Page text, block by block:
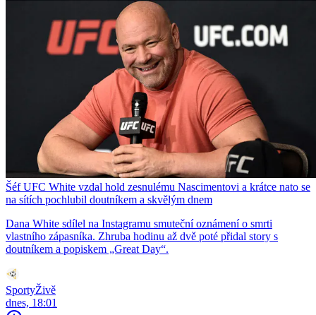
Šéf UFC White vzdal hold zesnulému Nascimentovi a krátce nato se
na sítích pochlubil doutníkem a skvělým dnem
Dana White sdílel na Instagramu smuteční oznámení o smrti
vlastního zápasníka. Zhruba hodinu až dvě poté přidal story s
doutníkem a popiskem „Great Day“.
SportyŽivě
dnes, 18:01